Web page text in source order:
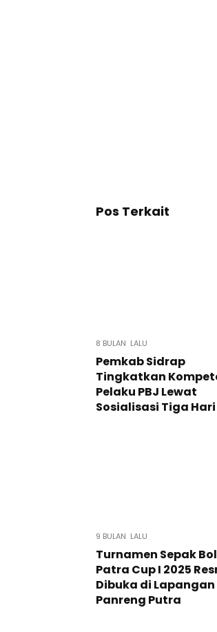
Pos Terkait
8 BULAN LALU
Pemkab Sidrap
Tingkatkan
Pelaku PBJ Lewat
Sosialisasi Tiga Hari
9 BULAN LALU
Turnamen Sepak
Patra Cup I 2025
Dibuka di Lapangan
Panreng Putra